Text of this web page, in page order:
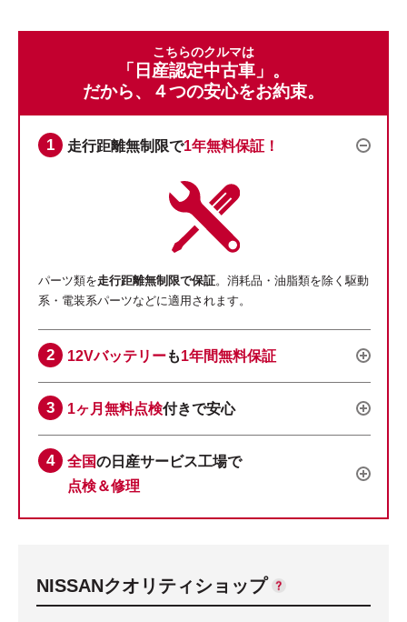
こちらのクルマは
「日産認定中古車」。
だから、４つの安心をお約束。
走行距離無制限で1年無料保証！
パーツ類を走行距離無制限で保証。消耗品・油脂類を除く駆動
系・電装系パーツなどに適用されます。
12Vバッテリーも1年間無料保証
1ヶ月無料点検付きで安心
全国の日産サービス工場で
点検＆修理
NISSANクオリティショップ